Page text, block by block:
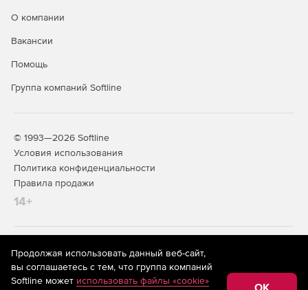
О компании
Вакансии
Помощь
Группа компаний Softline
© 1993—2026 Softline
Условия использования
Политика конфиденциальности
Правила продажи
14+
На информационном ресурсе store.softline.ru применяются
рекомендательные технологии
(информационные технологии
предоставления информации на основе сбора,
систематизации и анализа сведений, относящихся к
Продолжая использовать данный веб-сайт,
вы соглашаетесь с тем, что группа компаний
Softline может использовать файлы «cookie»
OK